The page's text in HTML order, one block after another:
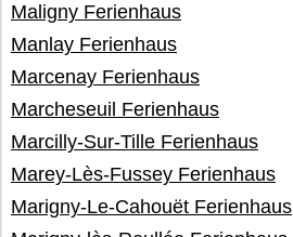
Maligny Ferienhaus
Manlay Ferienhaus
Marcenay Ferienhaus
Marcheseuil Ferienhaus
Marcilly-Sur-Tille Ferienhaus
Marey-Lès-Fussey Ferienhaus
Marigny-Le-Cahouët Ferienhaus